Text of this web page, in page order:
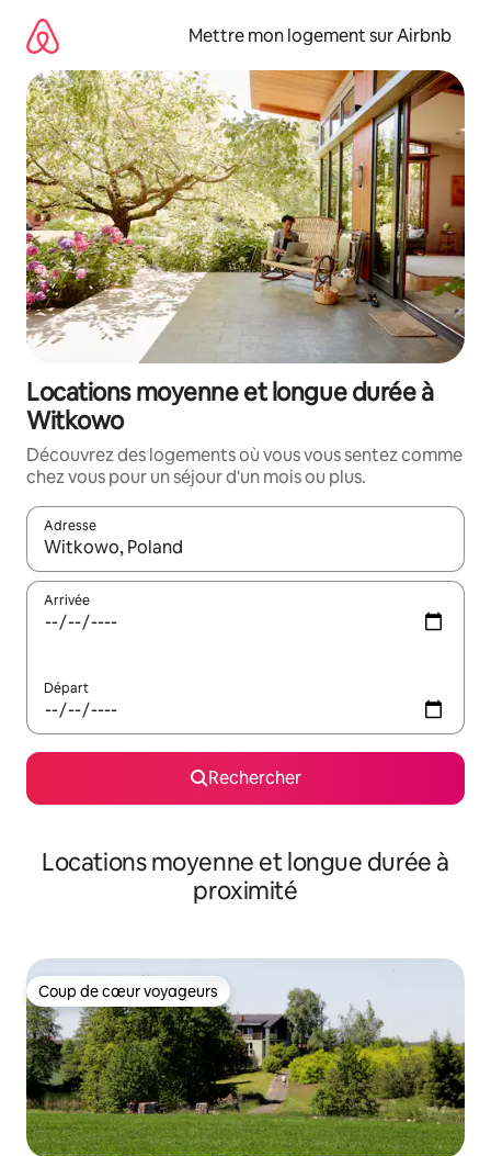
directement
contenu
Mettre mon logement sur Airbnb
Locations moyenne et longue durée à
Witkowo
Découvrez des logements où vous vous sentez comme
chez vous pour un séjour d'un mois ou plus.
Adresse
Lorsque les résultats s'affichent, utilisez les flèches vers le
Arrivée
Départ
Rechercher
Locations moyenne et longue durée à
proximité
Coup de cœur voyageurs
Coup de cœur voyageurs